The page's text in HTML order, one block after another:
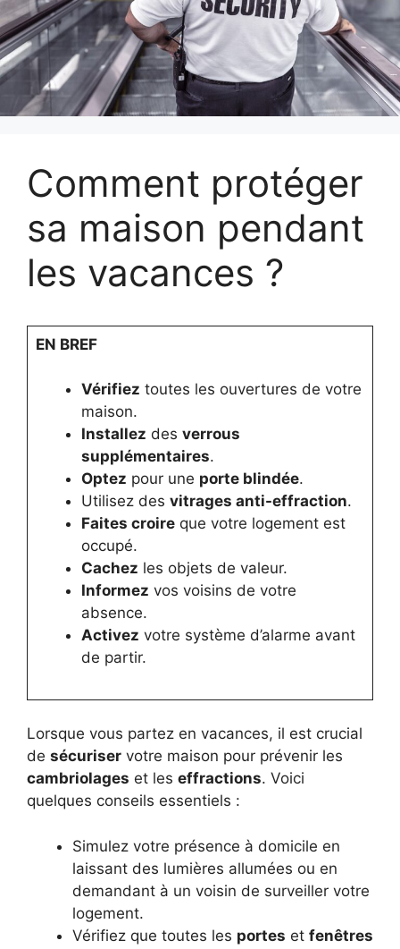
Comment protéger
sa maison pendant
les vacances ?
EN BREF
Vérifiez toutes les ouvertures de votre
maison.
Installez des verrous
supplémentaires.
Optez pour une porte blindée.
Utilisez des vitrages anti-effraction.
Faites croireque votre logement est
occupé.
Cachez les objets de valeur.
Informez vos voisins de votre
absence.
Activez votre système d’alarme avant
de partir.
Lorsque vous partez en vacances, il est crucial
de sécuriser votre maison pour prévenir les
cambriolages et les effractions. Voici
quelques conseils essentiels :
Simulez votre présence à domicile en
laissant des lumières allumées ou en
demandant à un voisin de surveiller votre
logement.
Vérifiez que toutes les portes et fenêtres